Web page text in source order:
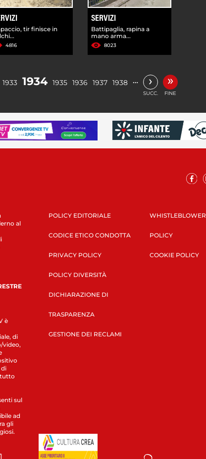
tir finisce in
4816
SERVIZI
Battipaglia, rapina a
mano arma...
8023
1933 1934 1935 1936 1937 1938 … ›
SUCC.
»
FINE
al
è
di
video,
di
sul
ad
gli
POLICY EDITORIALE
CODICE ETICO CONDOTTA
PRIVACY POLICY
POLICY DIVERSITÀ
DICHIARAZIONE DI
TRASPARENZA
GESTIONE DEI RECLAMI
WHISTLEBLOWER
POLICY
COOKIE POLICY